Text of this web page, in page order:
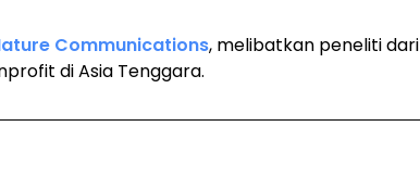
Communications, melibatkan peneliti dari
di Asia Tenggara.